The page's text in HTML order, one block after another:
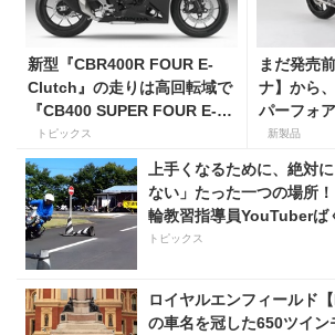
新型『CBR400R FOUR E-
Clutch』の走りは高回転域で
『CB400 SUPER FOUR E-
Clutch』を上回る!? 馬力だ
けじゃなく足つき性も魅力の
ひとつ！【Honda2026新車
ニュース】
トピックス
まだ発売
ナ】から
パーフォ
場！
新製品
上手くなるために、絶対
ない」たった一つの場所
輪教習指導員YouTuberば
トピックス
ロイヤルエンフィールド
の車名を冠した650ツイン